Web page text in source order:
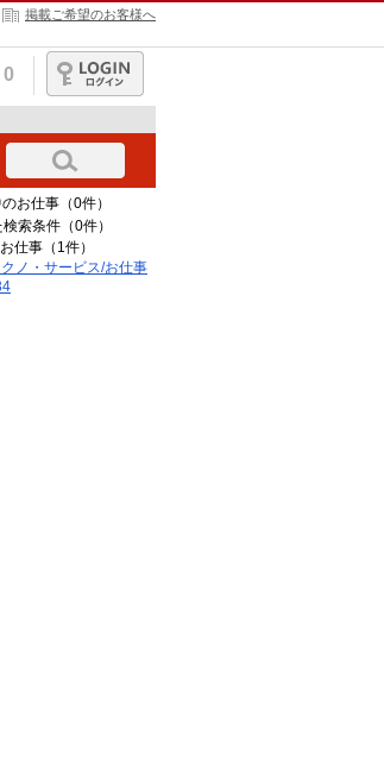
掲載ご希望のお客様へ
0
ログイン
お仕事（0件）
索条件（0件）
仕事（1件）
ノ・サービス/お仕事